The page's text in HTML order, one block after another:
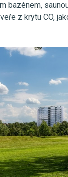
bazénem,
z krytu CO,